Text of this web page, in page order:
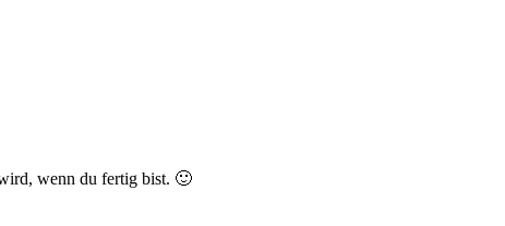
wenn du fertig bist. 🙂